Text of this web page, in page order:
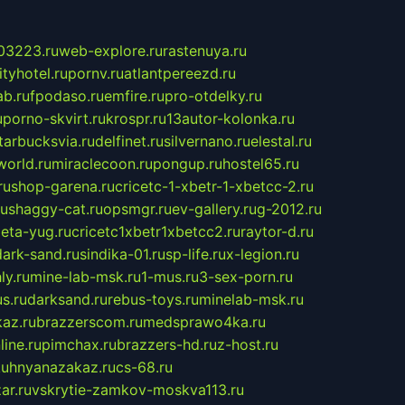
web-explore.rurastenuya.ru
pornv.ruatlantpereezd.ru
fpodaso.ruemfire.rupro-otdelky.ru
porno-skvirt.rukrospr.ru13autor-kolonka.ru
delfinet.rusilvernano.ruelestal.ru
miraclecoon.rupongup.ruhostel65.ru
shop-garena.rucricetc-1-xbetr-1-xbetcc-2.ru
shaggy-cat.ruopsmgr.ruev-gallery.rug-2012.ru
yug.rucricetc1xbetr1xbetcc2.ruraytor-d.ru
sand.rusindika-01.rusp-life.rux-legion.ru
mine-lab-msk.ru1-mus.ru3-sex-porn.ru
darksand.rurebus-toys.ruminelab-msk.ru
brazzerscom.rumedsprawo4ka.ru
pimchax.rubrazzers-hd.ruz-host.ru
cs-68.ru
vskrytie-zamkov-moskva113.ru